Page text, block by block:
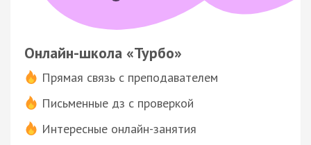
Онлайн-школа «Турбо»
Прямая связь с преподавателем
Письменные дз с проверкой
Интересные онлайн-занятия